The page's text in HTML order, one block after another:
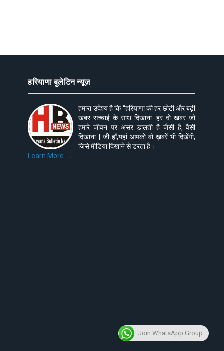
हरियाणा बुलेटिन न्यूज़
हमारा उदेश्य है कि “हरियाणा की हर छोटी और बढ़ी
खबर सच्चाई के साथ दिखाना. हर वो खबर जो
हमारे जीवन पर असर डालती है जैसी है, वैसी
दिखाना | जी हाँ,यहां आपको वो ख़बरें भी दिखेंगी,
जिसे मीडिया दिखाने से डरता है।
Learn More →
Join WhatsApp Group